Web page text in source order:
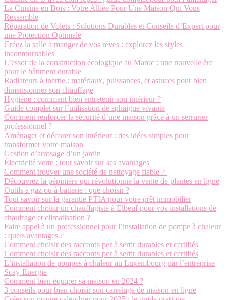
La Cuisine en Bois : Votre Alliée Pour Une Maison Qui Vous
Ressemble
Réparation de Volets : Solutions Durables et Conseils d’Expert pour
une Protection Optimale
Créez la salle à manger de vos rêves : explorez les styles
incontournables
L’essor de la construction écologique au Maroc : une nouvelle ère
pour le bâtiment durable
Radiateurs à inertie : matériaux, puissances, et astuces pour bien
dimensionner son chauffage
Hygiène : comment bien entretenir son intérieur ?
Guide complet sur l’utilisation de sphaigne vivante
Comment renforcer la sécurité d’une maison grâce à un serrurier
professionnel ?
Aménager et décorer son intérieur : des idées simples pour
transformer votre maison
Gestion d’arrosage d’un jardin
Électricité verte : tout savoir sur ses avantages
Comment trouver une société de nettoyage fiable ?
Découvrez la pépinière qui révolutionne la vente de plantes en ligne
Outils à gaz ou à batterie : que choisir ?
Tout savoir sur la garantie PTIA pour votre prêt immobilier
Comment choisir un chauffagiste à Elbeuf pour vos installations de
chauffage et climatisation ?
Faire appel à un professionnel pour l’installation de pompe à chaleur
: quels avantages ?
Comment choisir des raccords per à sertir durables et certifiés
Comment choisir des raccords per à sertir durables et certifiés
L’installation de pompes à chaleur au Luxembourg par l’entreprise
Scay-Energie
Comment bien équiper sa maison en 2024 ?
3 conseils pour bien choisir son carrelage de maison en ligne